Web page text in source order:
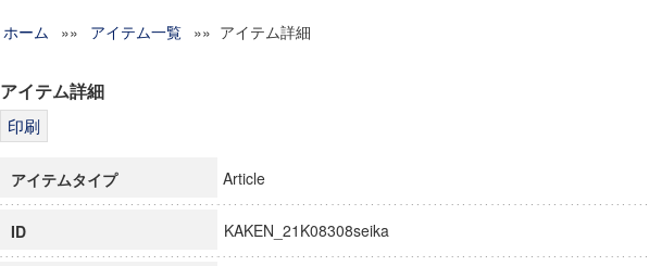
ホーム »» アイテム一覧 »» アイテム詳細
アイテム詳細
アイテムタイプ Article
ID KAKEN_21K08308seika